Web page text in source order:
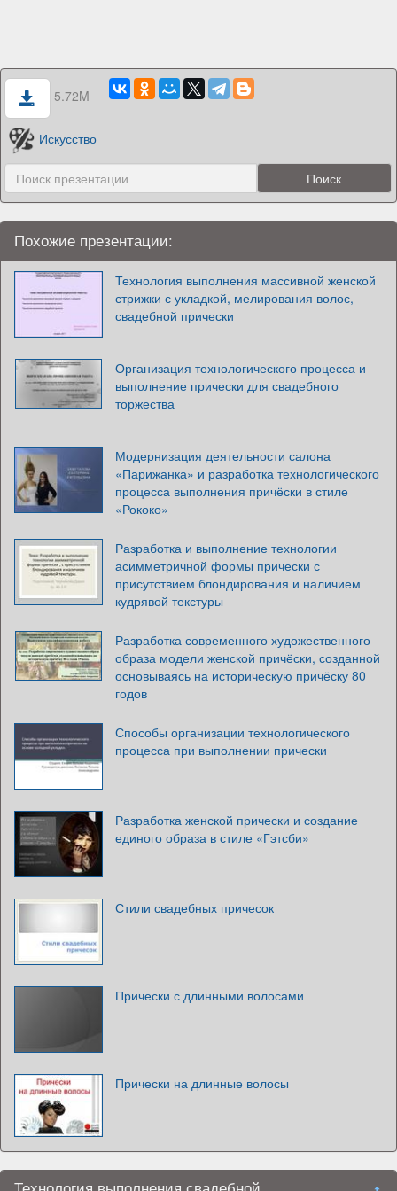
5.72M
Искусство
Похожие презентации:
Технология выполнения массивной женской
стрижки с укладкой, мелирования волос,
свадебной прически
Организация технологического процесса и
выполнение прически для свадебного
торжества
Модернизация деятельности салона
«Парижанка» и разработка технологического
процесса выполнения причёски в стиле
«Рококо»
Разработка и выполнение технологии
асимметричной формы прически с
присутствием блондирования и наличием
кудрявой текстуры
Разработка современного художественного
образа модели женской причёски, созданной
основываясь на историческую причёску 80
годов
Способы организации технологического
процесса при выполнении прически
Разработка женской прически и создание
единого образа в стиле «Гэтсби»
Стили свадебных причесок
Прически с длинными волосами
Прически на длинные волосы